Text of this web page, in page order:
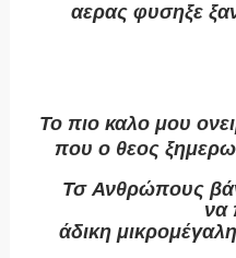
αερας φυσηξε
Το πιο καλο μου
που ο θεος
Τσ Ανθρώπους
να
άδικη